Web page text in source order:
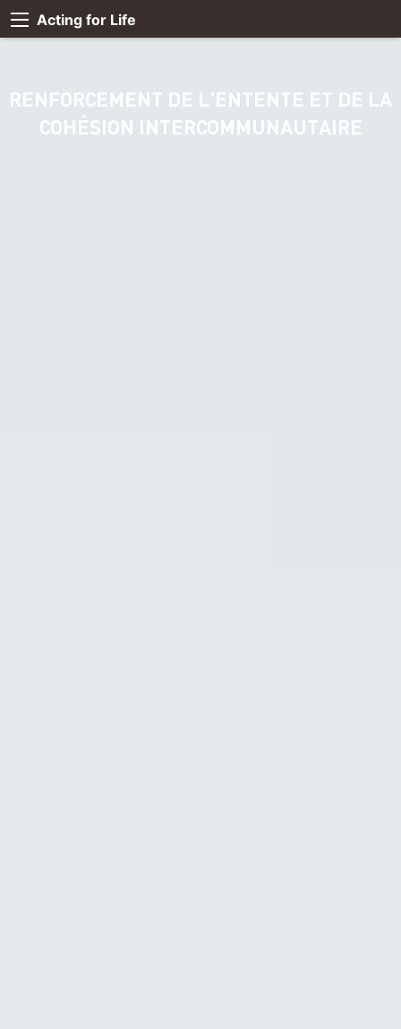
Acting for Life
RENFORCEMENT DE L’ENTENTE ET DE LA
COHÉSION INTERCOMMUNAUTAIRE